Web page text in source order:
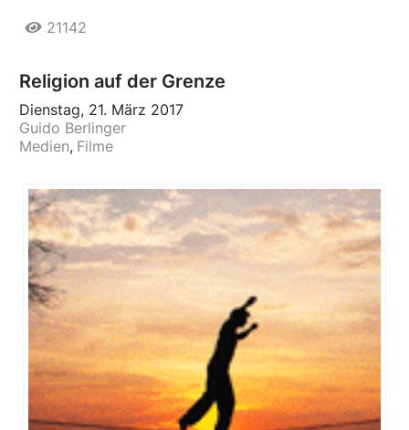
21142
Religion auf der Grenze
Dienstag, 21. März 2017
Guido Berlinger
Medien Filme